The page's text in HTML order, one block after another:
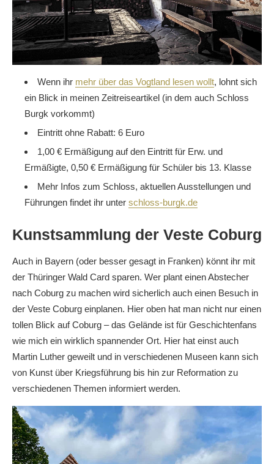
Wenn ihr mehr über das Vogtland lesen wollt, lohnt sich
ein Blick in meinen Zeitreiseartikel (in dem auch Schloss
Burgk vorkommt)
Eintritt ohne Rabatt: 6 Euro
1,00 € Ermäßigung auf den Eintritt für Erw. und
Ermäßigte, 0,50 € Ermäßigung für Schüler bis 13. Klasse
Mehr Infos zum Schloss, aktuellen Ausstellungen und
Führungen findet ihr unter schloss-burgk.de
Kunstsammlung der Veste Coburg
Auch in Bayern (oder besser gesagt in Franken) könnt ihr mit
der Thüringer Wald Card sparen. Wer plant einen Abstecher
nach Coburg zu machen wird sicherlich auch einen Besuch in
der Veste Coburg einplanen. Hier oben hat man nicht nur einen
tollen Blick auf Coburg – das Gelände ist für Geschichtenfans
wie mich ein wirklich spannender Ort. Hier hat einst auch
Martin Luther geweilt und in verschiedenen Museen kann sich
von Kunst über Kriegsführung bis hin zur Reformation zu
verschiedenen Themen informiert werden.